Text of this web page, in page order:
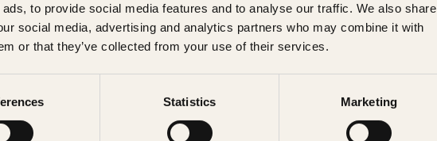
to provide social media features and to analyse our traffic. We also share
social media, advertising and analytics partners who may combine it with
or that they’ve collected from your use of their services.
Statistics Marketing